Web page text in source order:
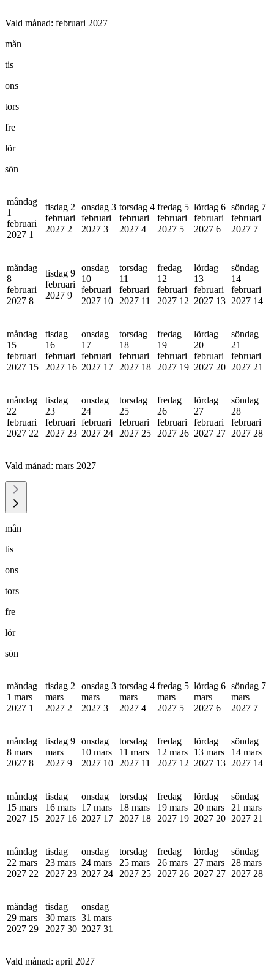
Vald månad: februari 2027
mån
tis
ons
tors
fre
lör
sön
måndag
1
februari
2027 1
tisdag 2
februari
2027 2
onsdag 3
februari
2027 3
torsdag 4
februari
2027 4
fredag 5
februari
2027 5
lördag 6
februari
2027 6
söndag 7
februari
2027 7
måndag
8
februari
2027 8
tisdag 9
februari
2027 9
onsdag
10
februari
2027 10
torsdag
11
februari
2027 11
fredag
12
februari
2027 12
lördag
13
februari
2027 13
söndag
14
februari
2027 14
måndag
15
februari
2027 15
tisdag
16
februari
2027 16
onsdag
17
februari
2027 17
torsdag
18
februari
2027 18
fredag
19
februari
2027 19
lördag
20
februari
2027 20
söndag
21
februari
2027 21
måndag
22
februari
2027 22
tisdag
23
februari
2027 23
onsdag
24
februari
2027 24
torsdag
25
februari
2027 25
fredag
26
februari
2027 26
lördag
27
februari
2027 27
söndag
28
februari
2027 28
Vald månad: mars 2027
mån
tis
ons
tors
fre
lör
sön
måndag
1 mars
2027 1
tisdag 2
mars
2027 2
onsdag 3
mars
2027 3
torsdag 4
mars
2027 4
fredag 5
mars
2027 5
lördag 6
mars
2027 6
söndag 7
mars
2027 7
måndag
8 mars
2027 8
tisdag 9
mars
2027 9
onsdag
10 mars
2027 10
torsdag
11 mars
2027 11
fredag
12 mars
2027 12
lördag
13 mars
2027 13
söndag
14 mars
2027 14
måndag
15 mars
2027 15
tisdag
16 mars
2027 16
onsdag
17 mars
2027 17
torsdag
18 mars
2027 18
fredag
19 mars
2027 19
lördag
20 mars
2027 20
söndag
21 mars
2027 21
måndag
22 mars
2027 22
tisdag
23 mars
2027 23
onsdag
24 mars
2027 24
torsdag
25 mars
2027 25
fredag
26 mars
2027 26
lördag
27 mars
2027 27
söndag
28 mars
2027 28
måndag
29 mars
2027 29
tisdag
30 mars
2027 30
onsdag
31 mars
2027 31
Vald månad: april 2027